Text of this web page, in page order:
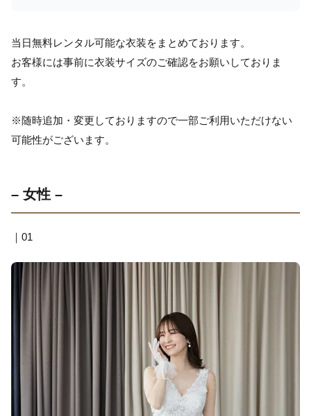
当日無料レンタル可能な衣装をまとめております。
お客様には事前に衣装サイズのご確認をお願いしておりま
す。
※随時追加・変更しておりますので一部ご利用いただけない
可能性がございます。
– 女性 –
｜01